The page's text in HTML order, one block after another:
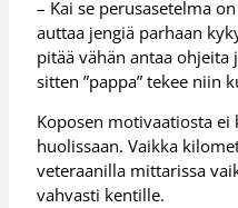
– Kai se perusasetelma
auttaa jengiä parhaan
pitää vähän antaa
sitten ”pappa” tekee niin
Koposen motivaatiosta
huolissaan. Vaikka
veteraanilla mittarissa
vahvasti kentille.